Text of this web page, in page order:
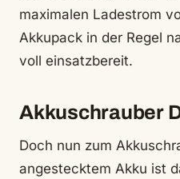
maximalen Ladestrom
Akkupack in der Regel
voll einsatzbereit.
Akkuschrauber
Doch nun zum
angestecktem Akku ist